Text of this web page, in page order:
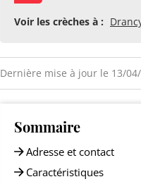
Voir les crèches à :
Dernière mise à jour le 13/
Sommaire
Adresse et contact
Caractéristiques